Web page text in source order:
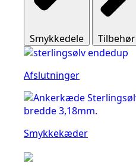
Smykkedele Tilbehør
Afslutninger
Smykkekæder